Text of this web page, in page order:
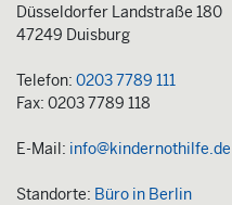
Düsseldorfer Landstraße 180
47249 Duisburg
Telefon: 0203 7789 111
Fax: 0203 7789 118
E-Mail: info@kindernothilfe.de
Standorte: Büro in Berlin